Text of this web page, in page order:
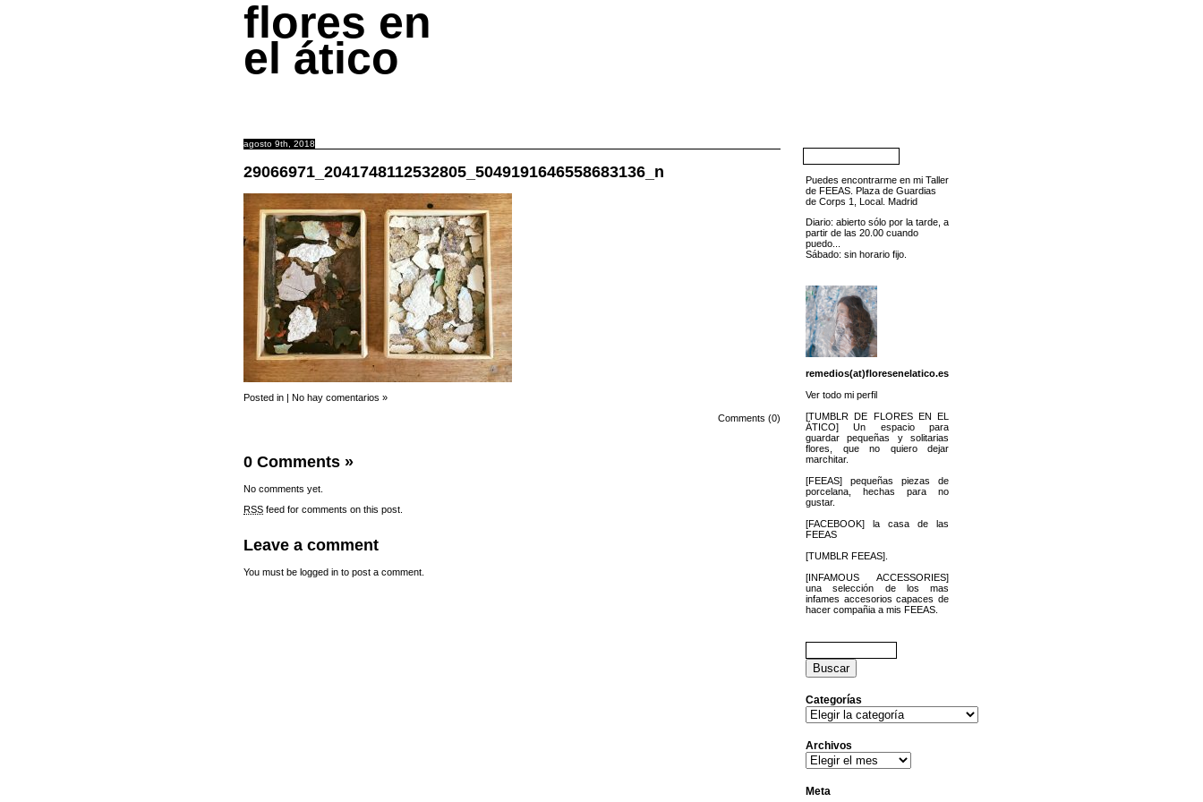
flores en
el ático
agosto 9th, 2018
29066971_2041748112532805_5049191646558683136_n
Posted in | No hay comentarios »
Comments (0)
0 Comments »
No comments yet.
RSS feed for comments on this post.
Leave a comment
You must be logged in to post a comment.
Puedes encontrarme en mi Taller
de FEEAS. Plaza de Guardias
de Corps 1, Local. Madrid
Diario: abierto sólo por la tarde, a
partir de las 20.00 cuando
puedo...
Sábado: sin horario fijo.
remedios(at)floresenelatico.es
Ver todo mi perfil
[TUMBLR DE FLORES EN EL
ÁTICO] Un espacio para
guardar pequeñas y solitarias
flores, que no quiero dejar
marchitar.
[FEEAS] pequeñas piezas de
porcelana, hechas para no
gustar.
[FACEBOOK] la casa de las
FEEAS
[TUMBLR FEEAS].
[INFAMOUS ACCESSORIES]
una selección de los mas
infames accesorios capaces de
hacer compañia a mis FEEAS.
Buscar:
Categorías
Categorías
Archivos
Archivos
Meta